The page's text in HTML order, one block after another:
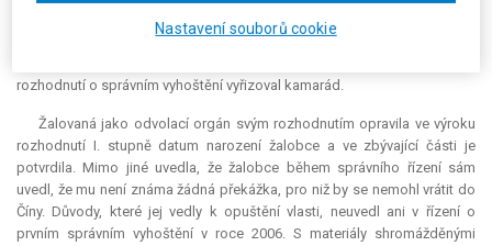
jeho odpověď při zajištění na otázku, zda respektoval předchozí
rozhodnutí o správním vyhoštění, byla mylně interpretována, rozhodnutí
rozhodnutí o správním vyhoštění vyřizoval kamarád.
Žalovaná jako odvolací orgán svým rozhodnutím opravila ve výroku
rozhodnutí I. stupně datum narození žalobce a ve zbývající části je
potvrdila. Mimo jiné uvedla, že žalobce během správního řízení sám
uvedl, že mu není známa žádná překážka, pro niž by se nemohl vrátit do
Číny. Důvody, které jej vedly k opuštění vlasti, neuvedl ani v řízení o
prvním správním vyhoštění v roce 2006. S materiály shromážděnými
Nastavení souborů cookie